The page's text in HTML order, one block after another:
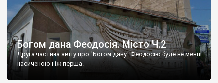
Богом дана Феодосія. Місто Ч.2
Друга частина звіту про "Богом дану" Феодосію буде не менш
насиченою ніж перша.